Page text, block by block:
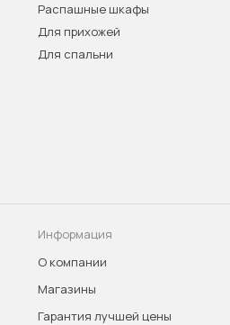
Распашные шкафы
Для прихожей
Для спальни
Информация
О компании
Магазины
Гарантия лучшей цены